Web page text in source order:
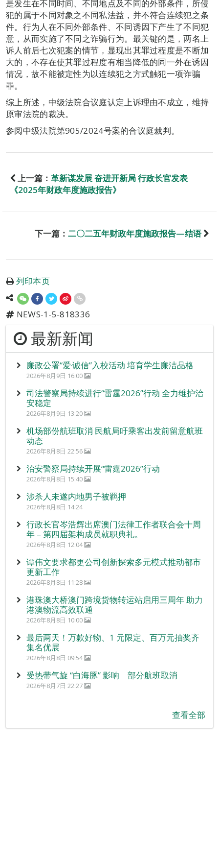
是发生在不同时间、不同地点及不同的外部条件，所侵
犯的属于不同对象之不同私法益，并不符合连续犯之条
件。行为人在不同外部条件、不同诱因下产生了不同犯
意，从而实施了不同之诈骗行为。最关键的是，两名上
诉人前后七次犯案的情节，显现出其罪过程度是不断加
大的，不存在使其罪过程度有相当降低的同一外在诱因
情况，故不能被定性为以连续犯之方式触犯一项诈骗
罪。
综上所述，中级法院合议庭认定上诉理由不成立，维持
原审法院的裁决。
参阅中级法院第905/2024号案的合议庭裁判。
上一篇： 革新谋发展 奋进开新局 行政长官发表
《2025年财政年度施政报告》
下一篇： 二〇二五年财政年度施政报告—结语
列印本页
NEWS-1-5-818336
最新新闻
廉政公署“爱‧诚信”入校活动 培育学生廉洁品格
2026年8月9日 16:00
司法警察局持续进行“雷霆2026”行动 全力维护治
安稳定
2026年8月9日 13:20
机场部份航班取消 民航局吁乘客出发前留意航班
动态
2026年8月8日 22:56
治安警察局持续开展“雷霆2026”行动
2026年8月8日 15:40
涉杀人未遂内地男子被羁押
2026年8月8日 14:24
行政长官岑浩辉出席澳门法律工作者联合会十周
年 – 第四届架构成员就职典礼。
2026年8月8日 12:04
谭伟文要求都更公司创新探索多元模式推动都市
更新工作
2026年8月8日 11:28
港珠澳大桥澳门跨境货物转运站启用三周年 助力
港澳物流高效联通
2026年8月8日 10:00
最后两天！万款好物、1 元限定、百万元抽奖齐
集名优展
2026年8月8日 09:54
受热带气旋 “白海豚” 影响 部分航班取消
2026年8月7日 22:27
查看全部